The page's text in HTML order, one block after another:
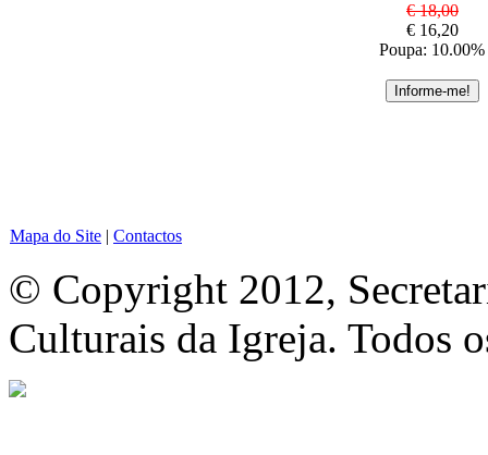
€ 18,00
€ 16,20
Poupa: 10.00%
Mapa do Site | Contactos
© Copyright 2012,
Culturais da Igreja. Todos